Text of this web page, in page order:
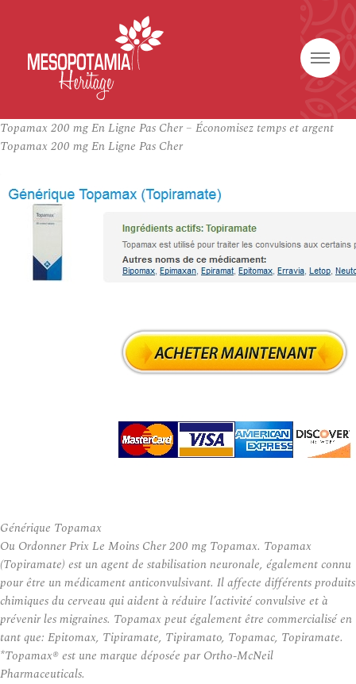
Topamax 200 mg En Ligne Pas Cher – Économisez temps et argent
Topamax 200 mg En Ligne Pas Cher
Générique Topamax
Ou Ordonner Prix Le Moins Cher 200 mg Topamax. Topamax
(Topiramate) est un agent de stabilisation neuronale, également connu
pour être un médicament anticonvulsivant. Il affecte différents produits
chimiques du cerveau qui aident à réduire l’activité convulsive et à
prévenir les migraines. Topamax peut également être commercialisé en
tant que: Epitomax, Tipiramate, Tipiramato, Topamac, Topiramate.
*Topamax® est une marque déposée par Ortho-McNeil
Pharmaceuticals.